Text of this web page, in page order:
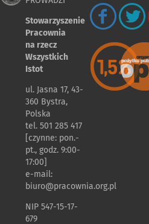
Stowarzyszenie
Pracownia
na rzecz
Wszystkich
Istot
ul. Jasna 17, 43-
360 Bystra,
Polska
tel. 501 285 417
[czynne: pon.-
pt., godz. 9:00-
17:00]
e-mail:
biuro@pracownia.org.pl
NIP 547-15-17-
679